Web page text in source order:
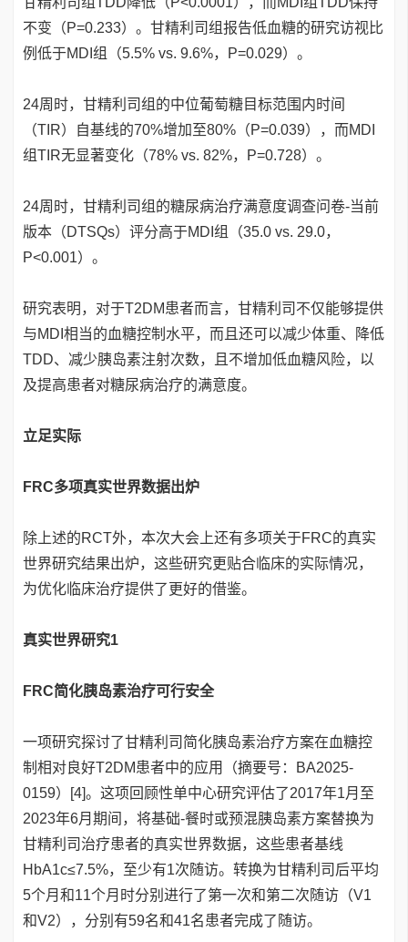
不变（P=0.233）。甘精利司组报告低血糖的研究访视比
例低于MDI组（5.5% vs. 9.6%，P=0.029）。
24周时，甘精利司组的中位葡萄糖目标范围内时间
（TIR）自基线的70%增加至80%（P=0.039），而MDI
组TIR无显著变化（78% vs. 82%，P=0.728）。
24周时，甘精利司组的糖尿病治疗满意度调查问卷-当前
版本（DTSQs）评分高于MDI组（35.0 vs. 29.0，
P<0.001）。
研究表明，对于T2DM患者而言，甘精利司不仅能够提供
与MDI相当的血糖控制水平，而且还可以减少体重、降低
TDD、减少胰岛素注射次数，且不增加低血糖风险，以
及提高患者对糖尿病治疗的满意度。
立足实际
FRC多项真实世界数据出炉
除上述的RCT外，本次大会上还有多项关于FRC的真实
世界研究结果出炉，这些研究更贴合临床的实际情况，
为优化临床治疗提供了更好的借鉴。
真实世界研究1
FRC简化胰岛素治疗可行安全
一项研究探讨了甘精利司简化胰岛素治疗方案在血糖控
制相对良好T2DM患者中的应用（摘要号：BA2025-
0159）[4]。这项回顾性单中心研究评估了2017年1月至
2023年6月期间，将基础-餐时或预混胰岛素方案替换为
甘精利司治疗患者的真实世界数据，这些患者基线
HbA1c≤7.5%，至少有1次随访。转换为甘精利司后平均
5个月和11个月时分别进行了第一次和第二次随访（V1
和V2），分别有59名和41名患者完成了随访。